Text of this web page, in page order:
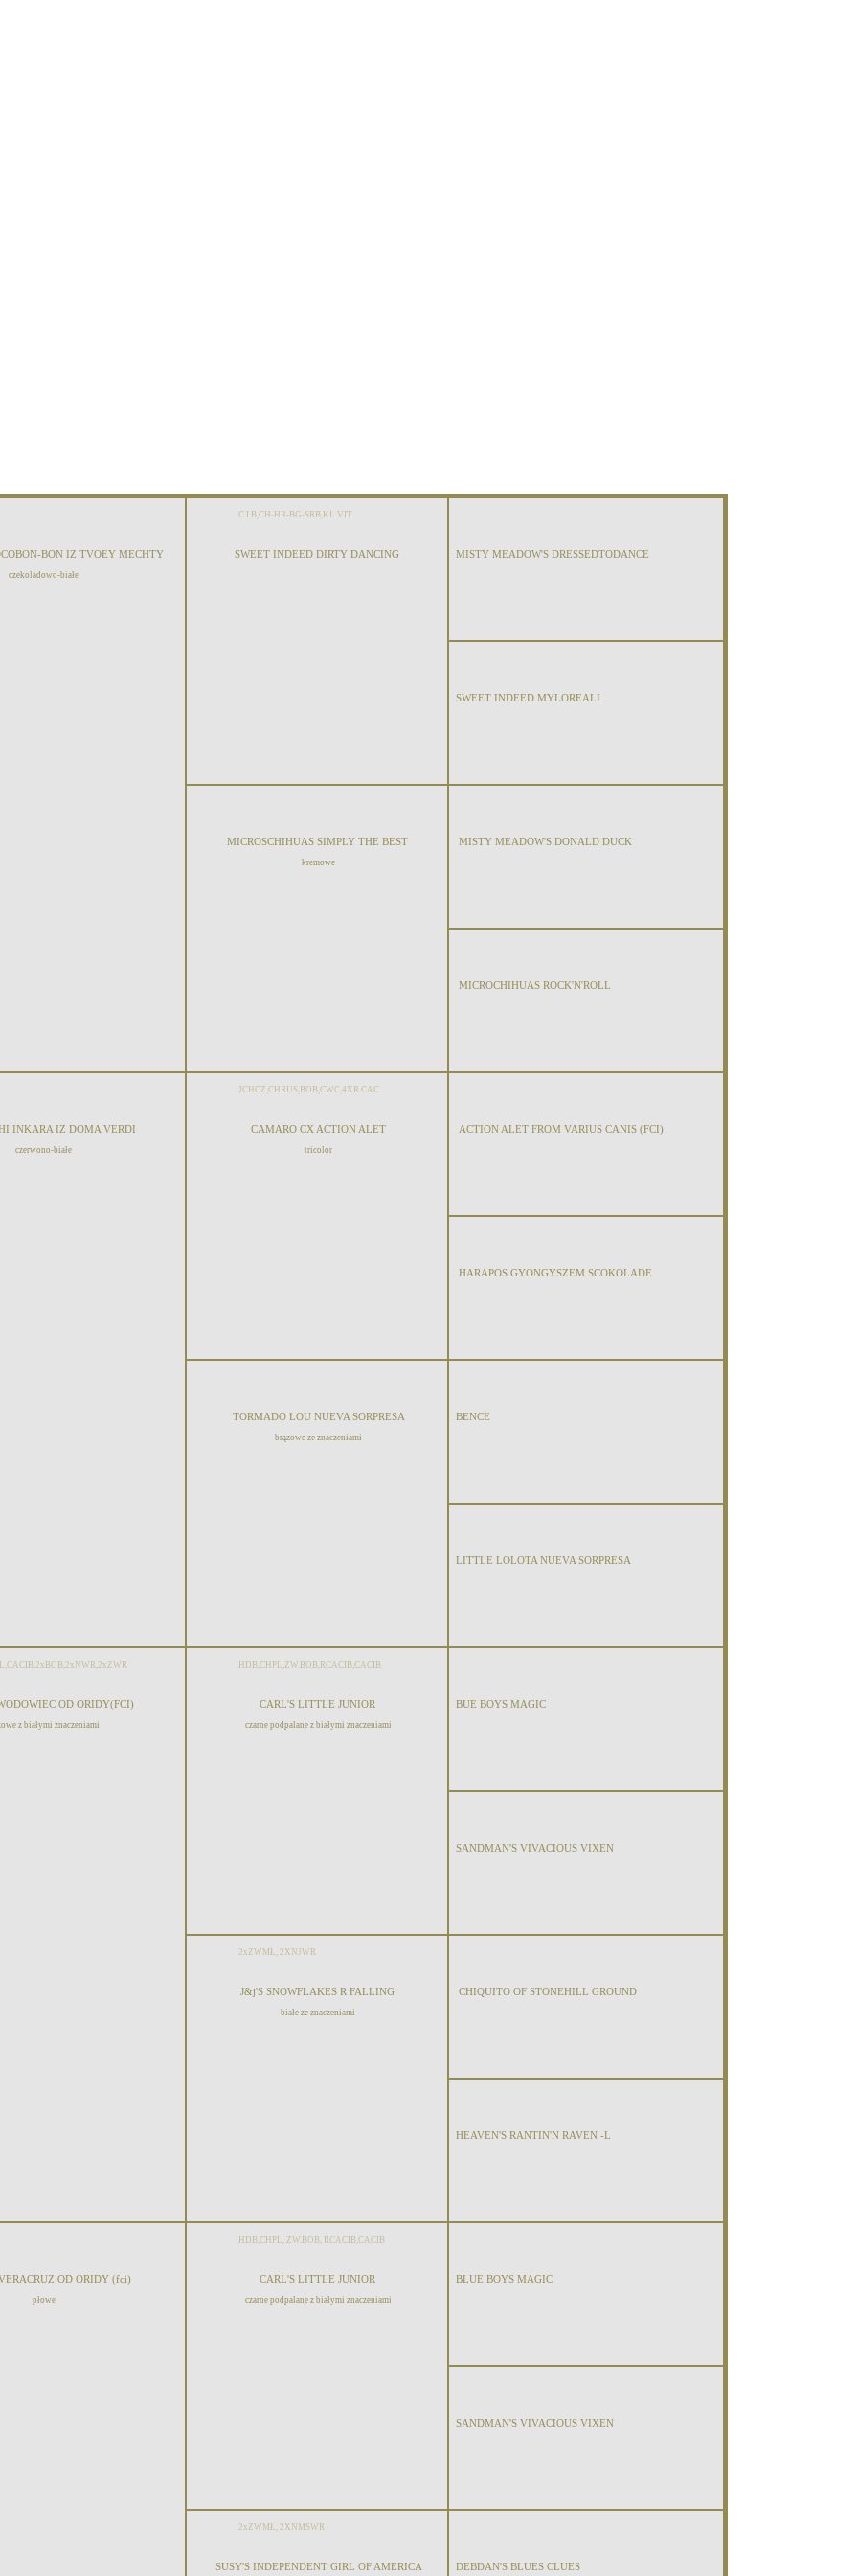
BON IZ TVOEY MECHTY
czekoladowo-białe
C.I.B,CH-HR-BG-SRB,KL.VIT
SWEET INDEED DIRTY DANCING MISTY MEADOW'S DRESSEDTODANCE
SWEET INDEED MYLOREALI
MICROSCHIHUAS SIMPLY THE BEST
kremowe
MISTY MEADOW'S DONALD DUCK
MICROCHIHUAS ROCK'N'ROLL
INKARA IZ DOMA VERDI
czerwono-białe
JCHCZ,CHRUS,BOB,CWC,4XR.CAC
CAMARO CX ACTION ALET
tricolor
ACTION ALET FROM VARIUS CANIS (FCI)
HARAPOS GYONGYSZEM SCOKOLADE
TORMADO LOU NUEVA SORPRESA
brązowe ze znaczeniami
BENCE
LITTLE LOLOTA NUEVA SORPRESA
OD ORIDY(FCI)
z białymi znaczeniami
HDB,CHPL,ZW.BOB,RCACIB,CACIB
CARL'S LITTLE JUNIOR
czarne podpalane z białymi znaczeniami
BUE BOYS MAGIC
SANDMAN'S VIVACIOUS VIXEN
2xZWMŁ, 2XNJWR
J&j'S SNOWFLAKES R FALLING
białe ze znaczeniami
CHIQUITO OF STONEHILL GROUND
HEAVEN'S RANTIN'N RAVEN -L
OD ORIDY (fci)
płowe
HDB,CHPL, ZW.BOB, RCACIB,CACIB
CARL'S LITTLE JUNIOR
czarne podpalane z białymi znaczeniami
BLUE BOYS MAGIC
SANDMAN'S VIVACIOUS VIXEN
2xZWMŁ, 2XNMSWR
SUSY'S INDEPENDENT GIRL OF AMERICA DEBDAN'S BLUES CLUES